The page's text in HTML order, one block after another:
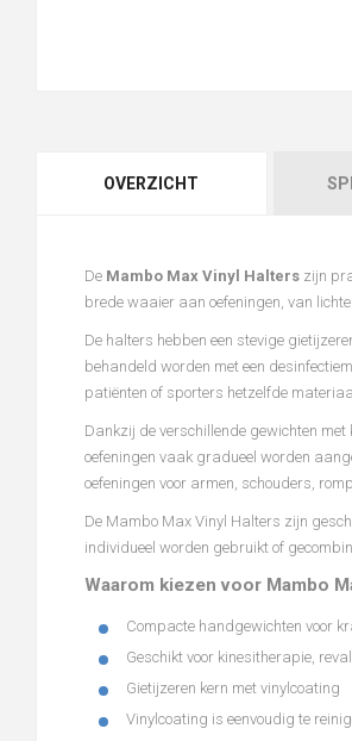
OVERZICHT
De Mambo Max Vinyl Halters zijn
brede waaier aan oefeningen, van
De halters hebben een stevige
behandeld worden met een
patiënten of sporters hetzelfde
Dankzij de verschillende gewichten
oefeningen vaak gradueel worden
oefeningen voor armen, schouders,
De Mambo Max Vinyl Halters zijn
individueel worden gebruikt of
Waarom kiezen voor Mambo
Compacte handgewichten voor
Geschikt voor kinesitherapie,
Gietijzeren kern met vinylcoating
Vinylcoating is eenvoudig te